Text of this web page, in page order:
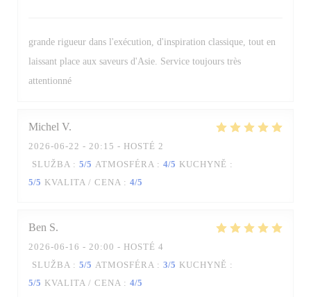
grande rigueur dans l'exécution, d'inspiration classique, tout en
laissant place aux saveurs d'Asie. Service toujours très
attentionné
Michel V
2026-06-22 - 20:15 - HOSTÉ 2
SLUŽBA : 5/5 ATMOSFÉRA : 4/5 KUCHYNĚ :
5/5 KVALITA / CENA : 4/5
Ben S
2026-06-16 - 20:00 - HOSTÉ 4
SLUŽBA : 5/5 ATMOSFÉRA : 3/5 KUCHYNĚ :
5/5 KVALITA / CENA : 4/5